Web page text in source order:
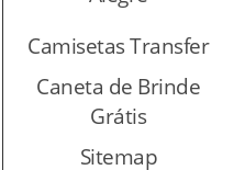
Camisetas Transfer
Caneta de Brinde
Grátis
Sitemap